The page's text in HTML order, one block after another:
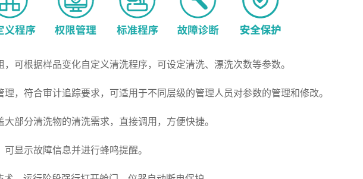
，可根据样品变化自定义清洗程序，可设定清洗、漂洗次数等参数。
理，符合审计追踪要求，可适用于不同层级的管理人员对参数的管理和修改。
大部分清洗物的清洗需求，直接调用，方便快捷。
显示故障信息并进行蜂鸣提醒。